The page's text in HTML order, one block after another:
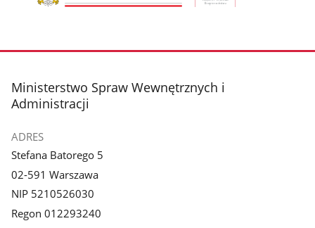
stopka
Ministerstwo Spraw Wewnętrznych i
Administracji
ADRES
Stefana Batorego 5
02-591 Warszawa
NIP 5210526030
Regon 012293240